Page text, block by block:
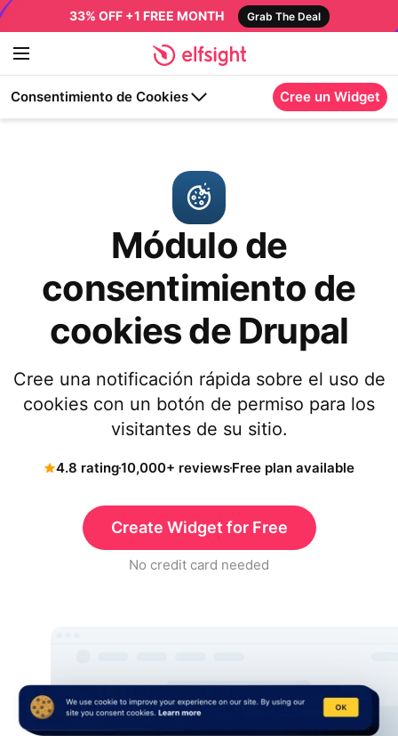
33% OFF +1 FREE MONTH Grab The Deal
Consentimiento de Cookies Cree un Widget
Módulo de
consentimiento de
cookies de Drupal
Cree una notificación rápida sobre el uso de
cookies con un botón de permiso para los
visitantes de su sitio.
4.8 rating10,000+ reviewsFree plan available
Create Widget for Free
No credit card needed